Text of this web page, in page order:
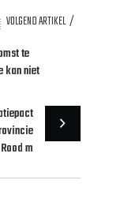
VOLGEND ARTIKEL
te
kan niet
m